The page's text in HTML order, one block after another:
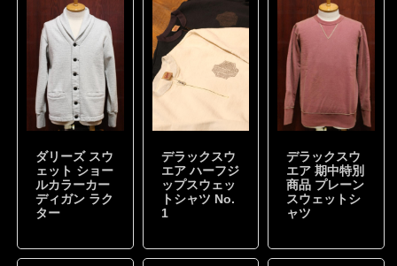
ダリーズ スウ
ェット ショー
ルカラーカー
ディガン ラク
ター
デラックスウ
エア ハーフジ
ップスウェッ
トシャツ No.
1
デラックスウ
エア 期中特別
商品 プレーン
スウェットシ
ャツ